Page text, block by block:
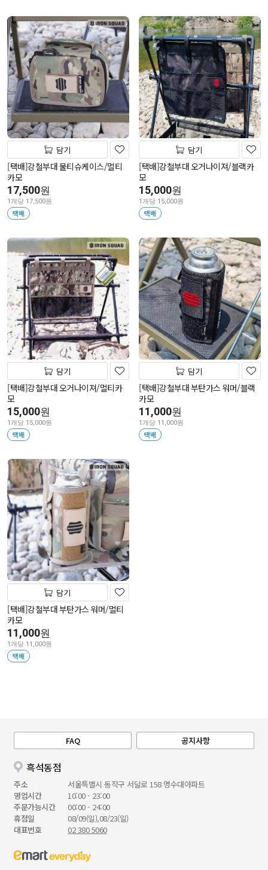
담기
[택배]강철부대 물티슈케이스/멀티
카모
17,500원
1개당 17,500원
택배
담기
[택배]강철부대 오거나이져/블랙카
모
15,000원
1개당 15,000원
택배
담기
[택배]강철부대 오거나이져/멀티카
모
15,000원
1개당 15,000원
택배
담기
[택배]강철부대 부탄가스 워머/블랙
카모
11,000원
1개당 11,000원
택배
담기
[택배]강철부대 부탄가스 워머/멀티
카모
11,000원
1개당 11,000원
택배
FAQ 공지사항
흑석동점
주소
서울특별시 동작구 서달로 158 명수대아파트
영업시간
10:00 - 23:00
주문가능시간
00:00 - 24:00
휴점일
08/09(일),08/23(일)
대표번호
02 380 5060